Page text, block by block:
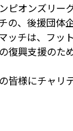
ピオンズリー
の、後援団体
ッチは、フッ
復興支援のた
皆様にチャリ